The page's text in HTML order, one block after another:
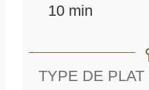
10mmin
TYPE DE PLAT